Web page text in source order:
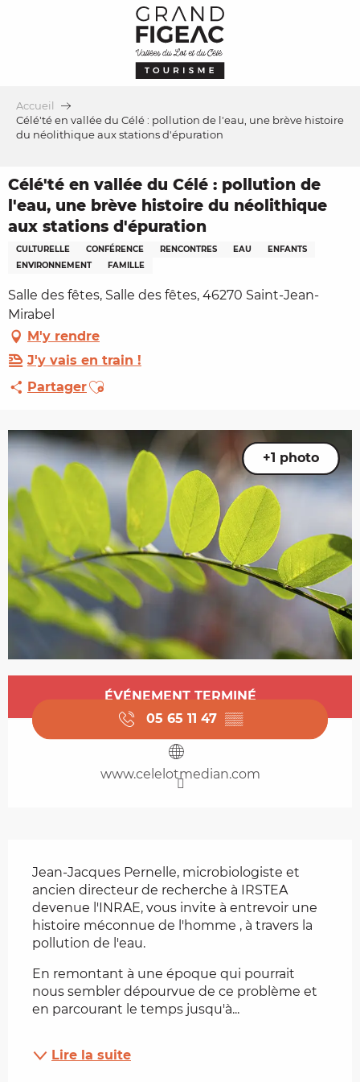
Accueil
Célé'té en vallée du Célé : pollution de l'eau, une brève histoire
du néolithique aux stations d'épuration
Célé'té en vallée du Célé : pollution de
l'eau, une brève histoire du néolithique
aux stations d'épuration
CULTURELLE CONFÉRENCE RENCONTRES EAU
ENFANTS
ENVIRONNEMENT
FAMILLE
Salle des fêtes, Salle des fêtes, 46270 Saint-Jean-
Mirabel
M'y rendre
J'y vais en train !
PartagerAjouter aux favoris
+1 photo
Ouverture et coordonnées
ÉVÉNEMENT TERMINÉ
05 65 11 47 ▒▒
www.celelotmedian.com
Jean-Jacques Pernelle, microbiologiste et
ancien directeur de recherche à IRSTEA
devenue l'INRAE, vous invite à entrevoir une
histoire méconnue de l'homme , à travers la
pollution de l'eau.
En remontant à une époque qui pourrait
nous sembler dépourvue de ce problème et
en parcourant le temps jusqu'à...
Lire la suite